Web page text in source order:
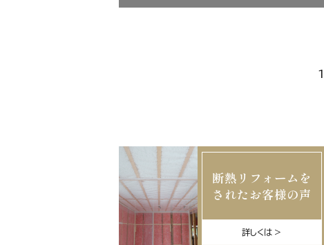
1
断熱リフォームを
されたお客様の声
詳しくは